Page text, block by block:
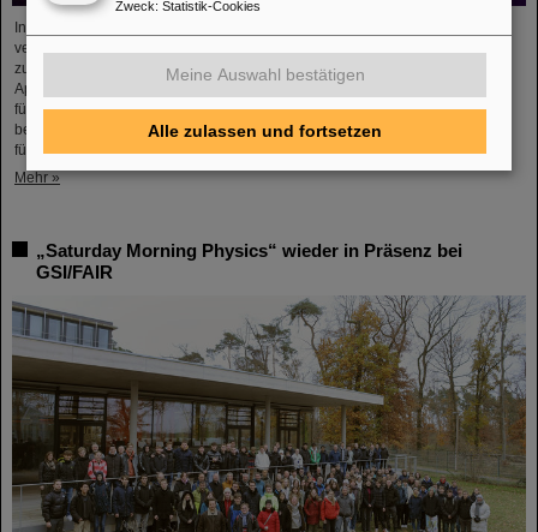
In Zusammenarbeit mit GSI/FAIR und der Technischen Universität Darmstadt
veranstaltete das Europäische Raumfahrtkontrollzentrum (ESOC) kürzlich
zum zweiten Mal das Artificial Intelligence Symposium on Technology,
Applications, and Research (AISTAR). Die Zusammenarbeit war ein Beispiel
für den Geist des gegenseitigen Interesses und der starken Partnerschaften
beim Streben nach KI-Spitzenforschung. Das Symposium schuf einen Raum
für Verbindungen, Networking und den Austausch von Ideen und…
Mehr »
„Saturday Morning Physics“ wieder in Präsenz bei
GSI/FAIR
Zweck: Statistik-Cookies
Meine Auswahl bestätigen
Alle zulassen und fortsetzen